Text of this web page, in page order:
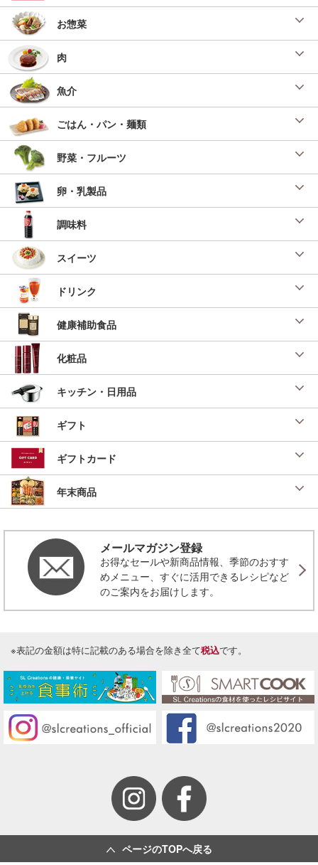
お惣菜
肉
魚介
ごはん・パン・麺類
野菜・フルーツ
卵・乳製品
調味料
スイーツ
ドリンク
健康補助食品
化粧品
キッチン・日用品
ギフト
ギフトカード
年末商品
メールマガジン登録
お得なセールや新商品情報、季節のおすす
めメニュー、すぐに活用できるレシピなど
のご案内をお届けします。
※表記の金額は特に記載のある場合を除き全て税込です。
ページのTOPへ戻る